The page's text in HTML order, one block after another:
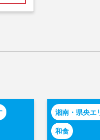
湘南・県央エ
和食